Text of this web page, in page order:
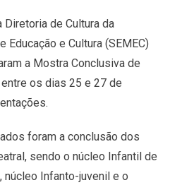
de Cultura da
Educação e Cultura (SEMEC)
a Mostra Conclusiva de
os dias 25 e 27 de
foram a conclusão dos
sendo o núcleo Infantil de
núcleo Infanto-juvenil e o